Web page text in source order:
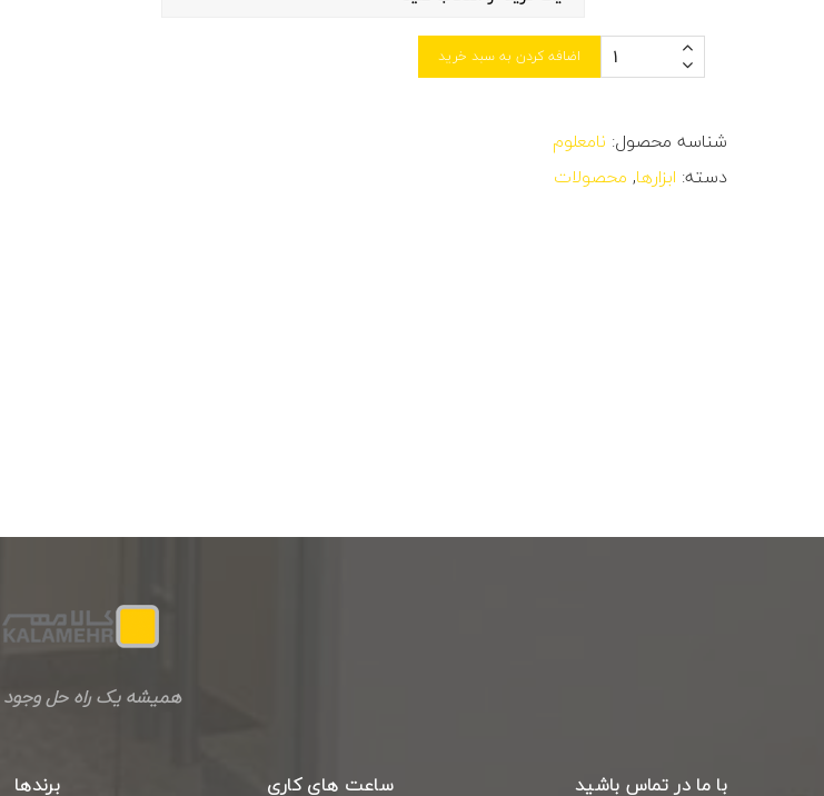
اضافه کردن به سبد خرید
شناسه محصول: نامعلوم
دسته: ابزارها, محصولات
همیشه یک راه حل وجود
با ما در تماس باشید ساعت های کاری برندها